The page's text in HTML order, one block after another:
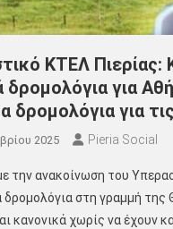
ΚΤΕΛ Πιερίας:
δρομολόγια για
δρομολόγια για
2025 Pieria Social
την ανακοίνωση του
δρομολόγια στη γραμμή της
κανονικά χωρίς να έχουν